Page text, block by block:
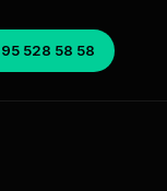
528 58 58